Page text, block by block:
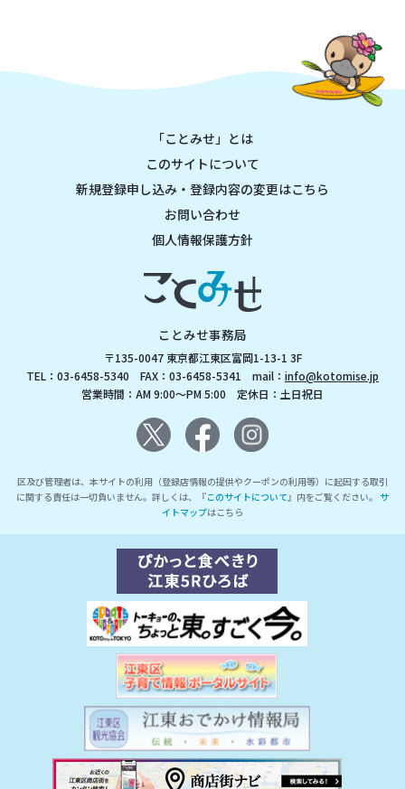
「ことみせ」とは
このサイトについて
新規登録申し込み・登録内容の変更はこちら
お問い合わせ
個人情報保護方針
ことみせ事務局
〒135-0047 東京都江東区富岡1-13-1 3F
TEL：03-6458-5340 FAX：03-6458-5341 mail： info@kotomise.jp
営業時間：AM 9:00～PM 5:00 定休日：土日祝日
区及び管理者は、本サイトの利用（登録店情報の提供やクーポンの利用等）に起因する取引
に関する責任は一切負いません。詳しくは、『このサイトについて』内をご覧ください。 サ
イトマップはこちら